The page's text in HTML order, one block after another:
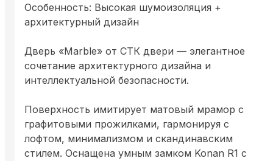
Особенность: Высокая шумоизоляция +
архитектурный дизайн
Дверь «Marble» от СТК двери — элегантное
сочетание архитектурного дизайна и
интеллектуальной безопасности.
Поверхность имитирует матовый мрамор с
графитовыми прожилками, гармонируя с
лофтом, минимализмом и скандинавским
стилем. Оснащена умным замком Konan R1 с